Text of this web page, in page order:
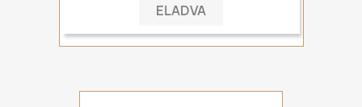
ELADVA